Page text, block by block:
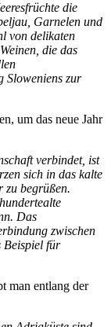
die
Garnelen und
von delikaten
die das
Sloweniens zur
um das neue Jahr
verbindet, ist
sich in das kalte
zu begrüßen.
Das
zwischen
Beispiel für
man entlang der